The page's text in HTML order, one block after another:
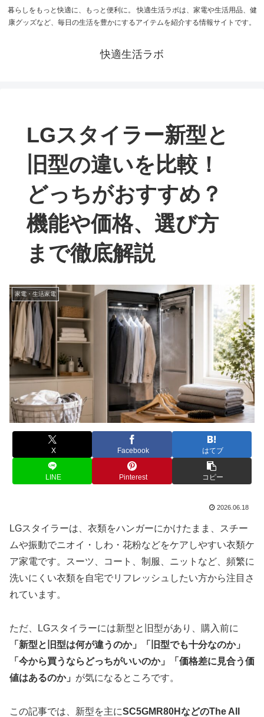
暮らしをもっと快適に、もっと便利に。 快適生活ラボは、家電や生活用品、健
康グッズなど、毎日の生活を豊かにするアイテムを紹介する情報サイトです。
快適生活ラボ
LGスタイラー新型と
旧型の違いを比較！
どっちがおすすめ？
機能や価格、選び方
まで徹底解説
家電・生活家電
X Facebook はてブ
LINE Pinterest コピー
2026.06.18
LGスタイラーは、衣類をハンガーにかけたまま、スチー
ムや振動でニオイ・しわ・花粉などをケアしやすい衣類ケ
ア家電です。スーツ、コート、制服、ニットなど、頻繁に
洗いにくい衣類を自宅でリフレッシュしたい方から注目さ
れています。
ただ、LGスタイラーには新型と旧型があり、購入前に
「新型と旧型は何が違うのか」「旧型でも十分なのか」
「今から買うならどっちがいいのか」「価格差に見合う価
値はあるのか」 が気になるところです。
この記事では、新型を主にSC5GMR80HなどのThe All